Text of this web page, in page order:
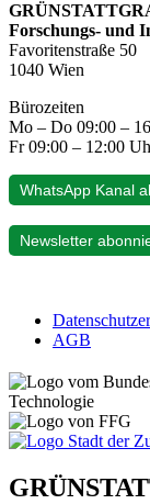
Forschungs- und
Favoritenstraße 50
1040 Wien
Bürozeiten
Mo – Do 09:00 –
Fr 09:00 – 12:00
WhatsApp Kanal
Newsletter
AGB